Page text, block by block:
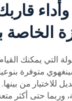
الخاصة
التي يمكنك
متوفرة
للاختيار من
وربما حتى أكثر